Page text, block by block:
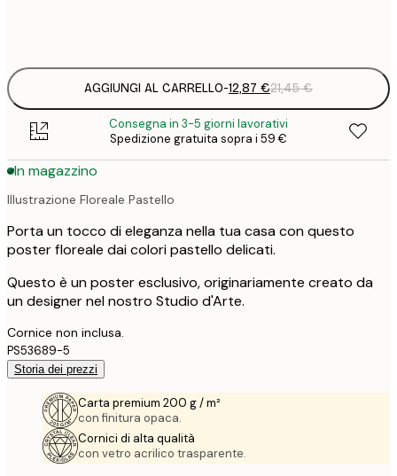
AGGIUNGI AL CARRELLO-12,87 €21,45 €
Consegna in 3-5 giorni lavorativi
Spedizione gratuita sopra i 59 €
In magazzino
Illustrazione Floreale Pastello
Porta un tocco di eleganza nella tua casa con questo
poster floreale dai colori pastello delicati.
Questo è un poster esclusivo, originariamente creato da
un designer nel nostro Studio d'Arte.
Cornice non inclusa.
PS53689-5
Storia dei prezzi
Carta premium 200 g / m²
con finitura opaca.
Cornici di alta qualità
con vetro acrilico trasparente.